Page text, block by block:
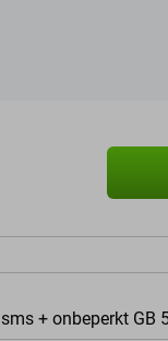
+ onbeperkt GB